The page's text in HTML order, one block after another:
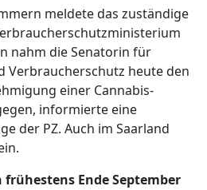
meldete das zuständige
nahm die Senatorin für
Verbraucherschutz heute den
einer Cannabis-
informierte eine
der PZ. Auch im Saarland
Ende September